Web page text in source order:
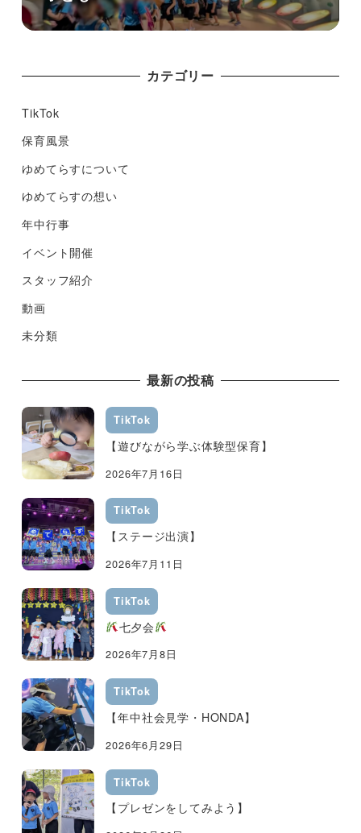
カテゴリー
TikTok
保育風景
ゆめてらすについて
ゆめてらすの想い
年中行事
イベント開催
スタッフ紹介
動画
未分類
最新の投稿
TikTok
【遊びながら学ぶ体験型保育】
2026年7月16日
TikTok
【ステージ出演】
2026年7月11日
TikTok
七夕会
2026年7月8日
TikTok
【年中社会見学・HONDA】
2026年6月29日
TikTok
【プレゼンをしてみよう】